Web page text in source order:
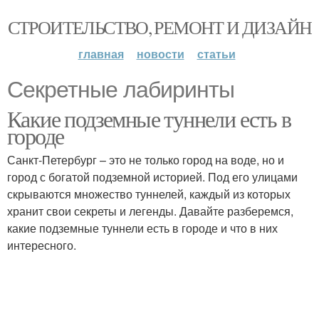
СТРОИТЕЛЬСТВО, РЕМОНТ И ДИЗАЙН
главная новости статьи
Секретные лабиринты
Какие подземные туннели есть в
городе
Санкт-Петербург – это не только город на воде, но и
город с богатой подземной историей. Под его улицами
скрываются множество туннелей, каждый из которых
хранит свои секреты и легенды. Давайте разберемся,
какие подземные туннели есть в городе и что в них
интересного.